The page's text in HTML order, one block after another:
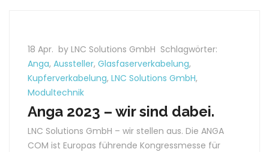
18 Apr. by LNC Solutions GmbH Schlagwörter:
Anga, Aussteller, Glasfaserverkabelung,
Kupferverkabelung, LNC Solutions GmbH,
Modultechnik
Anga 2023 – wir sind dabei.
LNC Solutions GmbH – wir stellen aus. Die ANGA
COM ist Europas führende Kongressmesse für